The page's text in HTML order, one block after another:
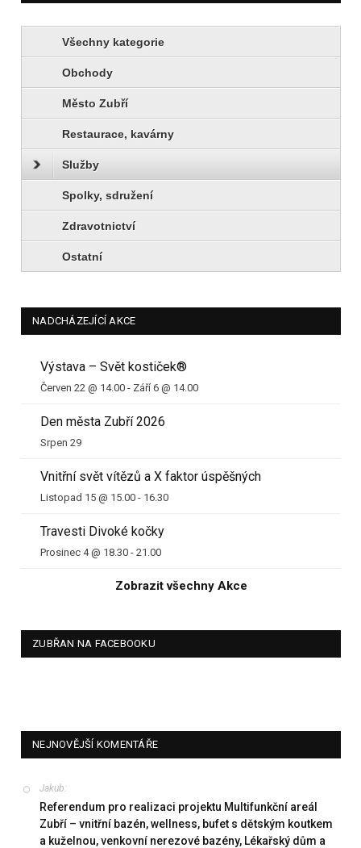
Všechny kategorie
Obchody
Město Zubří
Restaurace, kavárny
Služby
Spolky, sdružení
Zdravotnictví
Ostatní
NADCHÁZEJÍCÍ AKCE
Výstava – Svět kostiček®
Červen 22 @ 14.00 - Září 6 @ 14.00
Den města Zubří 2026
Srpen 29
Vnitřní svět vítězů a X faktor úspěšných
Listopad 15 @ 15.00 - 16.30
Travesti Divoké kočky
Prosinec 4 @ 18.30 - 21.00
Zobrazit všechny Akce
ZUBŘAN NA FACEBOOKU
NEJNOVĚJŠÍ KOMENTÁŘE
Jakub:
Referendum pro realizaci projektu Multifunkční areál
Zubří – vnitřní bazén, wellness, bufet s dětským koutkem
a kuželnou, venkovní nerezové bazény, Lékařský dům a